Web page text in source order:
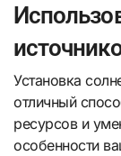
Установка
отличный
ресурсов и
особенности